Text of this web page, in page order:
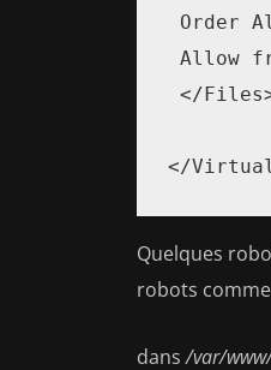
Order
Allow
</
</
Quelques
robots
dans/var/